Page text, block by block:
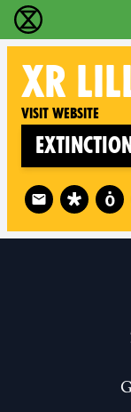
Extinction
XR
Visit website
Follow XR Lille